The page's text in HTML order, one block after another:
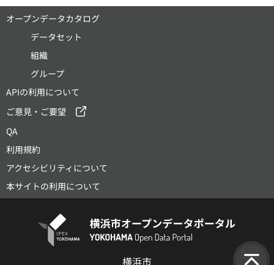
オープンデータカタログ
データセット
組織
グループ
APIの利用について
ご意見・ご要望
QA
利用規約
アクセシビリティについて
本サイトの利用について
横浜市